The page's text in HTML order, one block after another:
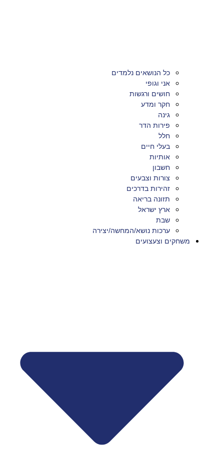
כל הנושאים נלמדים
אני וגופי
חושים ורגשות
חקר ומדע
גינה
פירות הדר
חלל
בעלי חיים
אותיות
חשבון
צורות וצבעים
זהירות בדרכים
תזונה בריאה
ארץ ישראל
שבת
ערכות נושא/המחשה/יצירה
משחקים וצעצועים